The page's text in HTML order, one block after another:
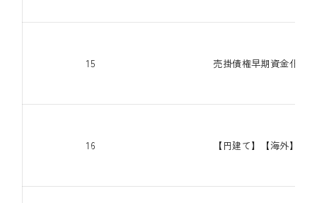
15 売掛債権早期資金化事
16 【円建て】【海外】短